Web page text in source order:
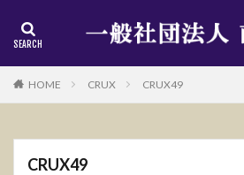
HOME CRUX CRUX49
CRUX49